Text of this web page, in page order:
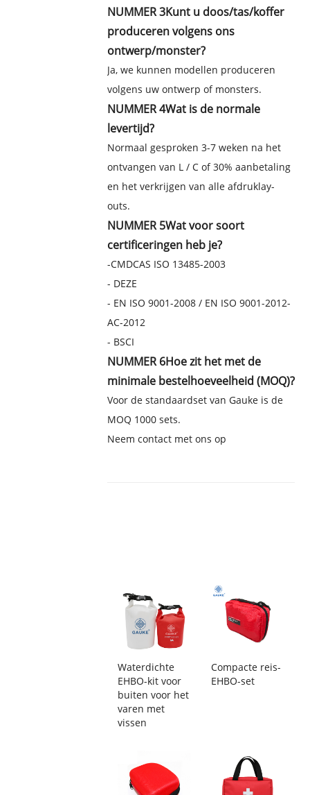
NUMMER 3Kunt u doos/tas/koffer
produceren volgens ons
ontwerp/monster?
Ja, we kunnen modellen produceren
volgens uw ontwerp of monsters.
NUMMER 4Wat is de normale
levertijd?
Normaal gesproken 3-7 weken na het
ontvangen van L / C of 30% aanbetaling
en het verkrijgen van alle afdruklay-
outs.
NUMMER 5Wat voor soort
certificeringen heb je?
-CMDCAS ISO 13485-2003
- DEZE
- EN ISO 9001-2008 / EN ISO 9001-2012-
AC-2012
- BSCI
NUMMER 6Hoe zit het met de
minimale bestelhoeveelheid (MOQ)?
Voor de standaardset van Gauke is de
MOQ 1000 sets.
Neem contact met ons op
Waterdichte
EHBO-kit voor
buiten voor het
varen met
vissen
Compacte reis-
EHBO-set